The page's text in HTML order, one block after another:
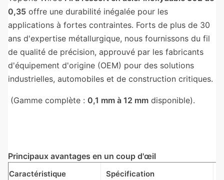
0,35 offre une durabilité inégalée pour les
applications à fortes contraintes. Forts de plus de 30
ans d'expertise métallurgique, nous fournissons du fil
de qualité de précision, approuvé par les fabricants
d'équipement d'origine (OEM) pour des solutions
industrielles, automobiles et de construction critiques.
(Gamme complète : 0,1 mm à 12 mm disponible).
Principaux avantages en un coup d'œil
Caractéristique Spécification